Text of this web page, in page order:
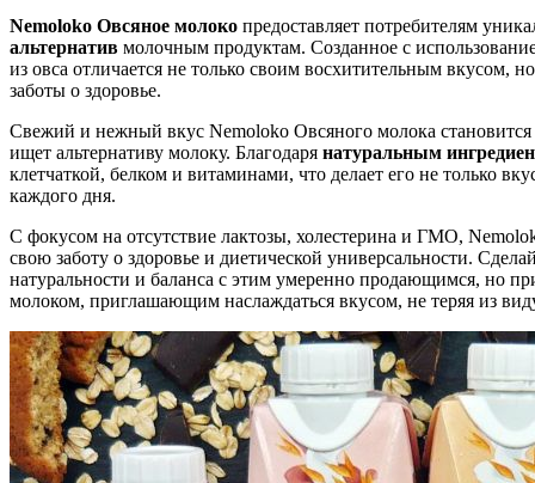
Nemoloko Овсяное молоко предоставляет потребителям
альтернатив молочным продуктам. Созданное с
из овса отличается не только своим восхитительным вкусом,
заботы о здоровье.
Свежий и нежный вкус Nemoloko Овсяного молока
ищет альтернативу молоку. Благодаря натуральным
клетчаткой, белком и витаминами, что делает его не только
каждого дня.
С фокусом на отсутствие лактозы, холестерина и ГМО,
свою заботу о здоровье и диетической универсальности.
натуральности и баланса с этим умеренно продающимся, но
молоком, приглашающим наслаждаться вкусом, не теряя из